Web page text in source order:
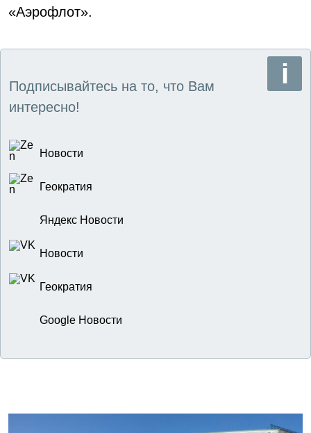
«Аэрофлот».
Подписывайтесь на то, что Вам
интересно!
Новости
Геократия
Яндекс Новости
Новости
Геократия
Google Новости